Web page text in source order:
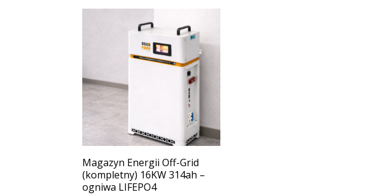
Magazyn Energii Off-Grid
(kompletny) 16KW 314ah –
ogniwa LIFEPO4